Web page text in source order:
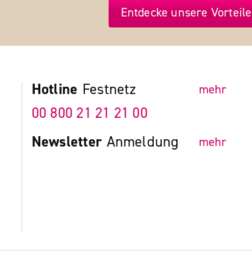
Entdecke unsere Vorteile
Hotline Festnetz mehr
00 800 21 21 21 00
Newsletter Anmeldung mehr